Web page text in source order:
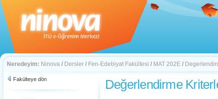
Neredeyim: Ninova / Dersler / Fen-Edebiyat Fakültesi / MAT 202E /
Fakülteye dön Değerlendirme